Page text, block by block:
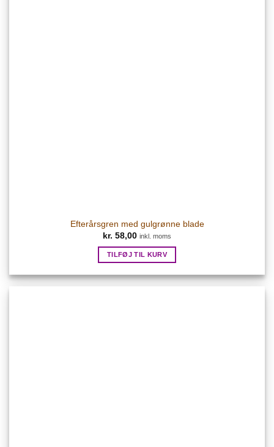
Efterårsgren med gulgrønne blade
kr. 58,00 inkl. moms
TILFØJ TIL KURV